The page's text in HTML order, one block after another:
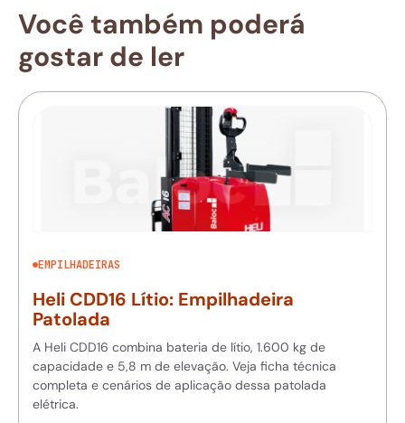
Você também poderá
gostar de ler
EMPILHADEIRAS
Heli CDD16 Lítio: Empilhadeira
Patolada
A Heli CDD16 combina bateria de lítio, 1.600 kg de
capacidade e 5,8 m de elevação. Veja ficha técnica
completa e cenários de aplicação dessa patolada
elétrica.